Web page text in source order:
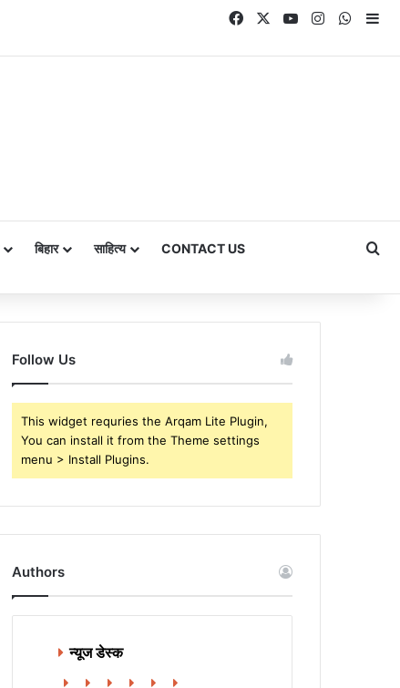
FacebookYouTubeInstagram
बिहार साहित्य CONTACT US
Follow Us
This widget requries the Arqam Lite Plugin,
You can install it from the Theme settings
menu > Install Plugins.
Authors
न्यूज डेस्क